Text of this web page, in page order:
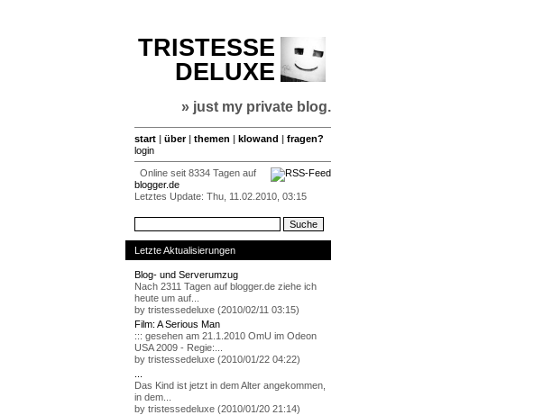
TRISTESSE
DELUXE
» just my private blog.
start | über| themen | klowand | fragen?
login
Online seit 8334 Tagen auf
blogger.de
Letztes Update: Thu, 11.02.2010, 03:15
Letzte Aktualisierungen
Blog- und Serverumzug
Nach 2311 Tagen auf blogger.de ziehe ich
heute um auf...
by tristessedeluxe (2010/02/11 03:15)
Film: A Serious Man
::: gesehen am 21.1.2010 OmU im Odeon
USA 2009 - Regie:...
by tristessedeluxe (2010/01/22 04:22)
Das Kind ist jetzt in dem Alter angekommen,
in dem...
by tristessedeluxe (2010/01/20 21:14)